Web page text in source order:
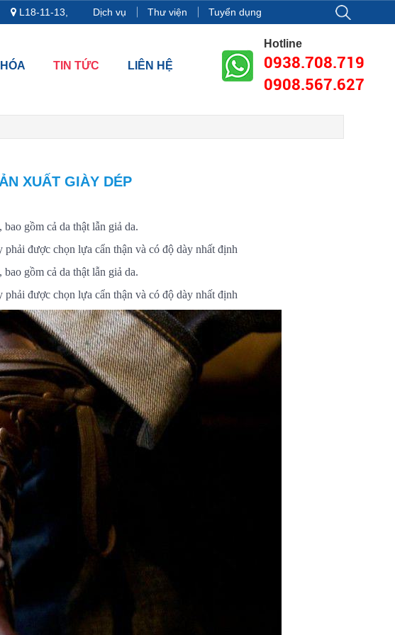
11-13, Tầng 18, tòa nhà Vincom Center Đồng Khởi, Số 72 Lê Thánh Tôn, Phường
Dịch vụ Thư viện Tuyển dụng
TIN TỨC LIÊN HỆ
Hotline
0938.708.719
0908.567.627
XUẤT GIÀY DÉP
gồm cả da thật lẫn giả da.
được chọn lựa cẩn thận và có độ dày nhất định
gồm cả da thật lẫn giả da.
được chọn lựa cẩn thận và có độ dày nhất định